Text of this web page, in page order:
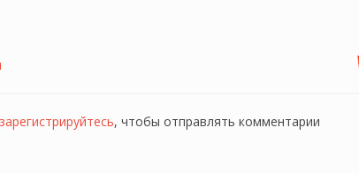
зарегистрируйтесь, чтобы отправлять комментарии